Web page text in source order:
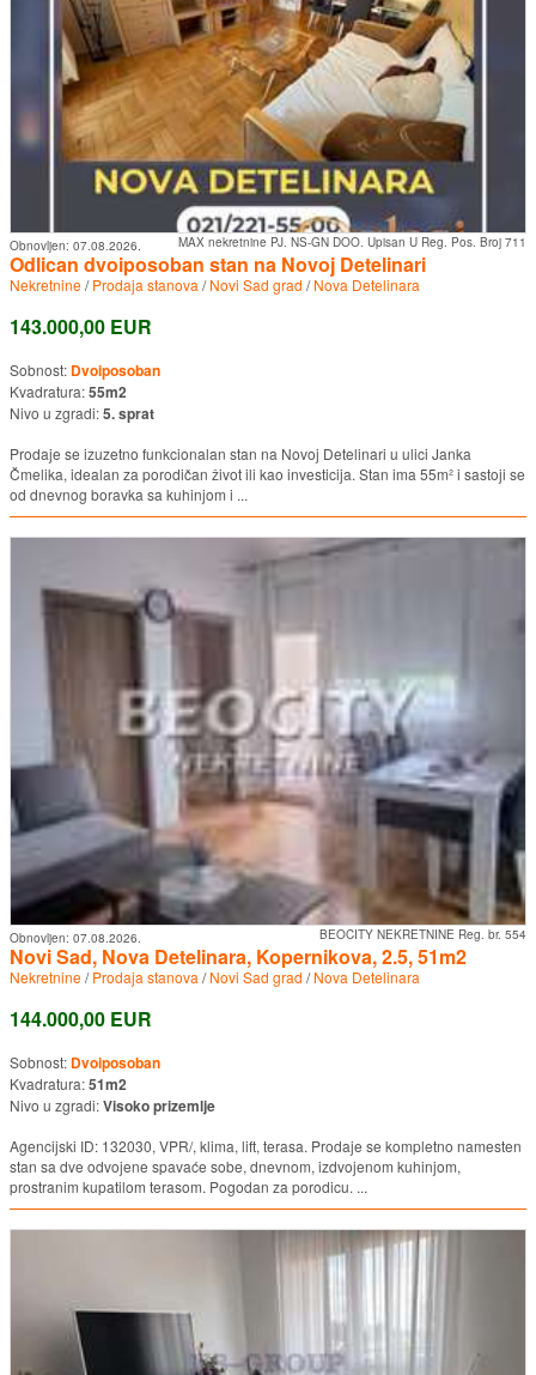
MAX nekretnine PJ. NS-GN DOO. Upisan U Reg. Pos. Broj 711
Obnovljen: 07.08.2026.
Odlican dvoiposoban stan na Novoj Detelinari
Nekretnine/Prodaja stanova /Novi Sad grad /Nova Detelinara
143.000,00 EUR
Sobnost: Dvoiposoban
Kvadratura:55m2
Nivo u zgradi:5. sprat
Prodaje se izuzetno funkcionalan stan na Novoj Detelinari u ulici Janka
Čmelika, idealan za porodičan život ili kao investicija. Stan ima 55m² i sastoji se
od dnevnog boravka sa kuhinjom i ...
BEOCITY NEKRETNINE Reg. br. 554
Obnovljen: 07.08.2026.
Novi Sad, Nova Detelinara, Kopernikova, 2.5, 51m2
Nekretnine/Prodaja stanova /Novi Sad grad /Nova Detelinara
144.000,00 EUR
Sobnost: Dvoiposoban
Kvadratura:51m2
Nivo u zgradi:Visoko prizemlje
Agencijski ID: 132030, VPR/, klima, lift, terasa. Prodaje se kompletno namesten
stan sa dve odvojene spavaće sobe, dnevnom, izdvojenom kuhinjom,
prostranim kupatilom terasom. Pogodan za porodicu. ...